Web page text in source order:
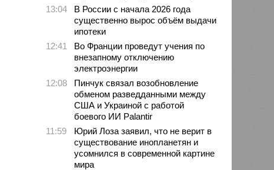
13:04
В России с начала 2026 года
существенно вырос объём выдачи
ипотеки
12:41
Во Франции проведут учения по
внезапному отключению
электроэнергии
12:08
Пинчук связал возобновление
обменом разведданными между
США и Украиной с работой
боевого ИИ Palantir
11:59
Юрий Лоза заявил, что не верит в
существование инопланетян и
усомнился в современной картине
мира